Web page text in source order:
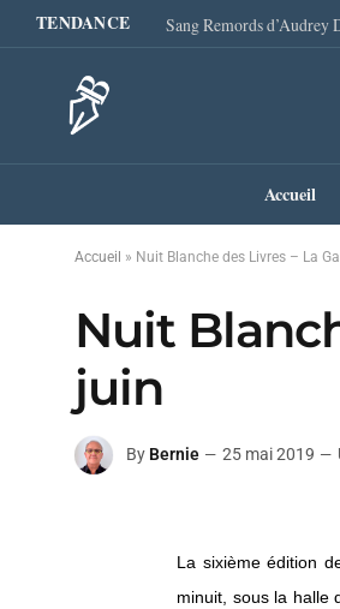
TENDANCE
Accueil
Accueil » Nuit Blanche des Livres – La
Nuit
juin
By Bernie 25 mai 2019
La sixième édition
minuit, sous la halle